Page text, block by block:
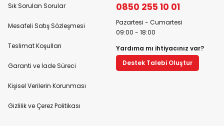
Sık Sorulan Sorular
Mesafeli Satış Sözleşmesi
Teslimat Koşulları
Garanti ve İade Süreci
Kişisel Verilerin Korunması
Gizlilik ve Çerez Politikası
0850 255 10 01
Pazartesi - Cumartesi
09:00 - 18:00
Yardıma mı ihtiyacınız var?
Destek Talebi Oluştur